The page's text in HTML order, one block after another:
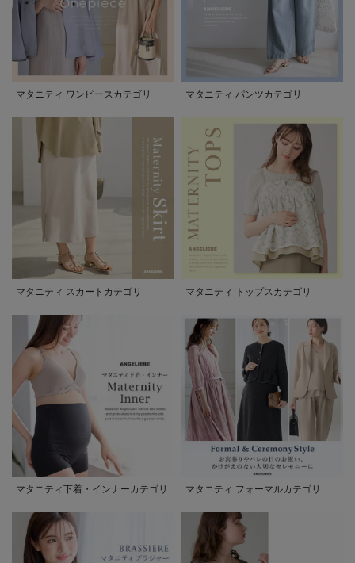
マタニティ ワンピースカテゴリ マタニティ パンツカテゴリ
マタニティ スカートカテゴリ マタニティ トップスカテゴリ
マタニティ下着・インナーカテゴリ マタニティ フォーマルカテゴリ